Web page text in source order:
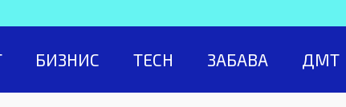
БИЗНИС TECH ЗАБАВА ДМТ